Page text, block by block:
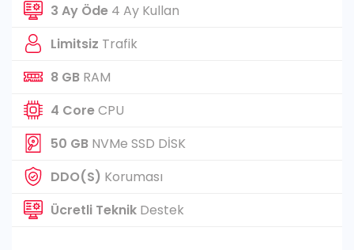
3 Ay Öde 4 Ay Kullan
Limitsiz Trafik
8 GB RAM
4 CoreCPU
50 GB NVMe SSD DİSK
DDO(S) Koruması
Ücretli Teknik Destek